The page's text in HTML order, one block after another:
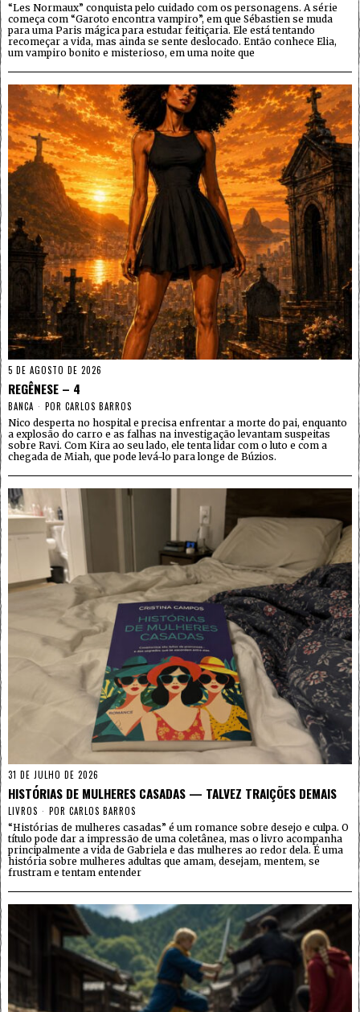
“Les Normaux” conquista pelo cuidado com os personagens. A série
começa com “Garoto encontra vampiro”, em que Sébastien se muda
para uma Paris mágica para estudar feitiçaria. Ele está tentando
recomeçar a vida, mas ainda se sente deslocado. Então conhece Elia,
um vampiro bonito e misterioso, em uma noite que
5 DE AGOSTO DE 2026
REGÊNESE – 4
BANCA POR CARLOS BARROS
Nico desperta no hospital e precisa enfrentar a morte do pai, enquanto
a explosão do carro e as falhas na investigação levantam suspeitas
sobre Ravi. Com Kira ao seu lado, ele tenta lidar com o luto e com a
chegada de Miah, que pode levá-lo para longe de Búzios.
31 DE JULHO DE 2026
HISTÓRIAS DE MULHERES CASADAS — TALVEZ TRAIÇÕES DEMAIS
LIVROS POR CARLOS BARROS
“Histórias de mulheres casadas” é um romance sobre desejo e culpa. O
título pode dar a impressão de uma coletânea, mas o livro acompanha
principalmente a vida de Gabriela e das mulheres ao redor dela. É uma
história sobre mulheres adultas que amam, desejam, mentem, se
frustram e tentam entender